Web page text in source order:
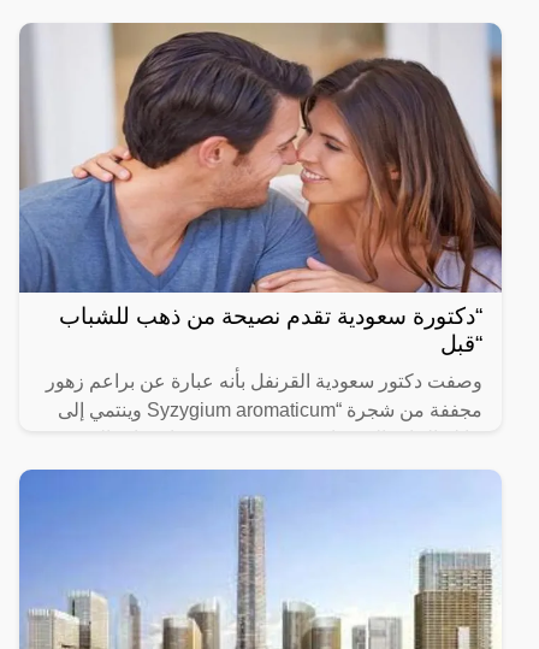
“دكتورة سعودية تقدم نصيحة من ذهب للشباب
“قبل
وصفت دكتور سعودية القرنفل بأنه عبارة عن براعم زهور
مجففة من شجرة “Syzygium aromaticum وينتمي إلى
ينمو في